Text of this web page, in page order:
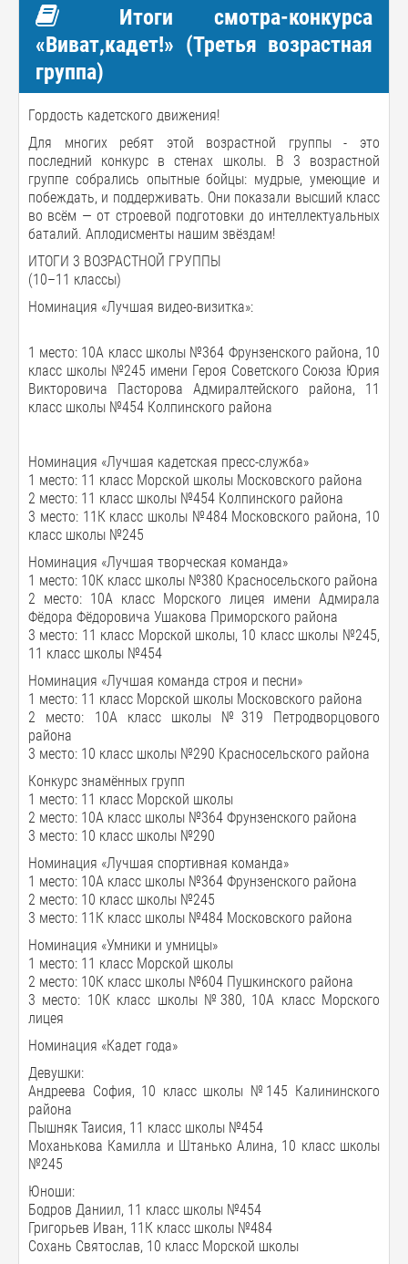
Итоги смотра-конкурса
«Виват,кадет!» (Третья возрастная
группа)
Гордость кадетского движения!
Для многих ребят этой возрастной группы - это
последний конкурс в стенах школы. В 3 возрастной
группе собрались опытные бойцы: мудрые, умеющие и
побеждать, и поддерживать. Они показали высший класс
во всём — от строевой подготовки до интеллектуальных
баталий. Аплодисменты нашим звёздам!
ИТОГИ 3 ВОЗРАСТНОЙ ГРУППЫ
(10–11 классы)
Номинация «Лучшая видео-визитка»:
1 место: 10А класс школы №364 Фрунзенского района, 10
класс школы №245 имени Героя Советского Союза Юрия
Викторовича Пасторова Адмиралтейского района, 11
класс школы №454 Колпинского района
Номинация «Лучшая кадетская пресс-служба»
1 место: 11 класс Морской школы Московского района
2 место: 11 класс школы №454 Колпинского района
3 место: 11К класс школы №484 Московского района, 10
класс школы №245
Номинация «Лучшая творческая команда»
1 место: 10К класс школы №380 Красносельского района
2 место: 10А класс Морского лицея имени Адмирала
Фёдора Фёдоровича Ушакова Приморского района
3 место: 11 класс Морской школы, 10 класс школы №245,
11 класс школы №454
Номинация «Лучшая команда строя и песни»
1 место: 11 класс Морской школы Московского района
2 место: 10А класс школы №319 Петродворцового
района
3 место: 10 класс школы №290 Красносельского района
Конкурс знамённых групп
1 место: 11 класс Морской школы
2 место: 10А класс школы №364 Фрунзенского района
3 место: 10 класс школы №290
Номинация «Лучшая спортивная команда»
1 место: 10А класс школы №364 Фрунзенского района
2 место: 10 класс школы №245
3 место: 11К класс школы №484 Московского района
Номинация «Умники и умницы»
1 место: 11 класс Морской школы
2 место: 10К класс школы №604 Пушкинского района
3 место: 10К класс школы №380, 10А класс Морского
лицея
Номинация «Кадет года»
Девушки:
Андреева София, 10 класс школы №145 Калининского
района
Пышняк Таисия, 11 класс школы №454
Моханькова Камилла и Штанько Алина, 10 класс школы
№245
Юноши:
Бодров Даниил, 11 класс школы №454
Григорьев Иван, 11К класс школы №484
Сохань Святослав, 10 класс Морской школы